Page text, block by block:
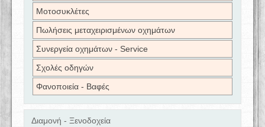
Μοτοσυκλέτες
Πωλήσεις μεταχειρισμένων οχημάτων
Συνεργεία οχημάτων - Service
Σχολές οδηγών
Φανοποιεία - Βαφές
Διαμονή - Ξενοδοχεία